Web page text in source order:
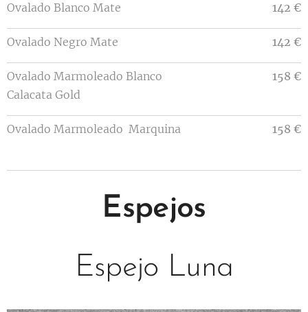
Ovalado Blanco Mate 142 €
Ovalado Negro Mate 142 €
Ovalado Marmoleado Blanco
Calacata Gold
158 €
Ovalado Marmoleado Marquina 158 €
Espejos
Espejo Luna